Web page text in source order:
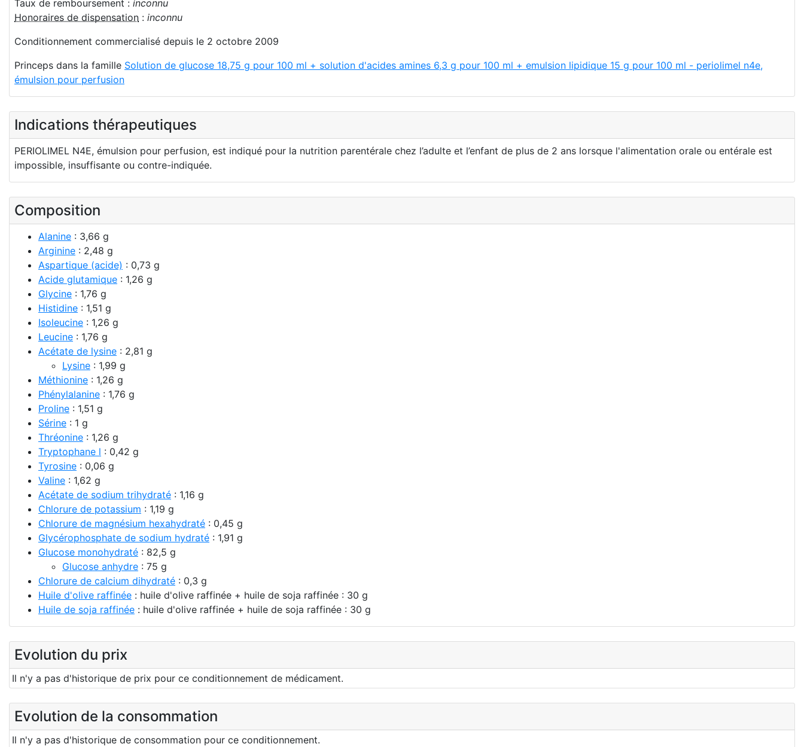
Taux de remboursement : inconnu
Honoraires de dispensation : inconnu
Conditionnement commercialisé depuis le 2 octobre 2009
Princeps dans la famille Solution de glucose 18,75 g pour 100 ml + solution d'acides amines 6,3 g pour 100 ml + emulsion lipidique 15 g pour 100 ml - periolimel n4e,
émulsion pour perfusion
Indications thérapeutiques
PERIOLIMEL N4E, émulsion pour perfusion, est indiqué pour la nutrition parentérale chez l’adulte et l’enfant de plus de 2 ans lorsque l'alimentation orale ou entérale est
impossible, insuffisante ou contre-indiquée.
Composition
Alanine : 3,66 g
Arginine : 2,48 g
Aspartique (acide) : 0,73 g
Acide glutamique : 1,26 g
Glycine : 1,76 g
Histidine : 1,51 g
Isoleucine : 1,26 g
Leucine : 1,76 g
Acétate de lysine : 2,81 g
Lysine : 1,99 g
Méthionine : 1,26 g
Phénylalanine : 1,76 g
Proline : 1,51 g
Sérine : 1 g
Thréonine : 1,26 g
Tryptophane l : 0,42 g
Tyrosine : 0,06 g
Valine : 1,62 g
Acétate de sodium trihydraté : 1,16 g
Chlorure de potassium : 1,19 g
Chlorure de magnésium hexahydraté : 0,45 g
Glycérophosphate de sodium hydraté : 1,91 g
Glucose monohydraté : 82,5 g
Glucose anhydre : 75 g
Chlorure de calcium dihydraté : 0,3 g
Huile d'olive raffinée : huile d'olive raffinée + huile de soja raffinée : 30 g
Huile de soja raffinée : huile d'olive raffinée + huile de soja raffinée : 30 g
Evolution du prix
Il n'y a pas d'historique de prix pour ce conditionnement de médicament.
Evolution de la consommation
Il n'y a pas d'historique de consommation pour ce conditionnement.